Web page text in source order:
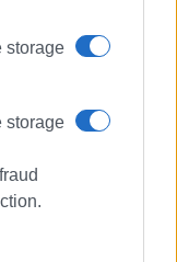
storage
storage
του